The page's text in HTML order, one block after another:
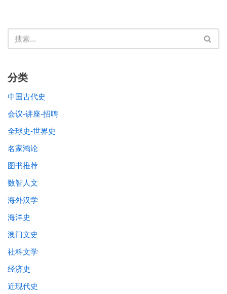
分类
中国古代史
会议-讲座-招聘
全球史-世界史
名家鸿论
图书推荐
数智人文
海外汉学
海洋史
澳门文史
社科文学
经济史
近现代史